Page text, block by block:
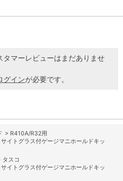
タマーレビューはまだありませ
グインが必要です。
> R410A/R32用
トグラス付ゲージマニホールドキッ
タスコ
トグラス付ゲージマニホールドキッ